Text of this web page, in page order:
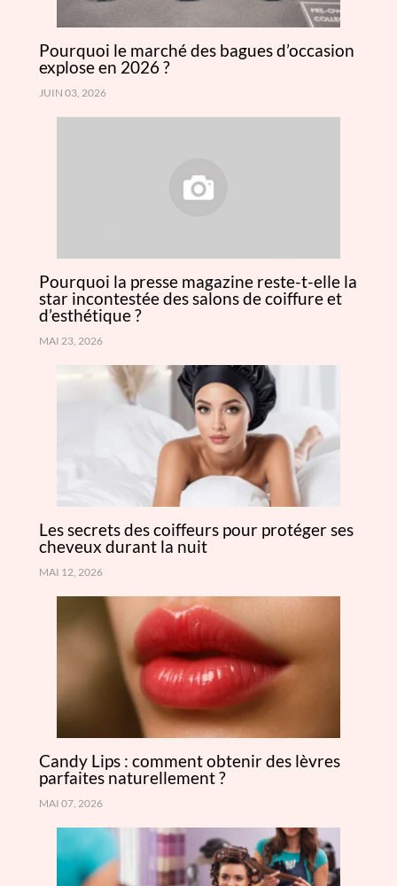
Pourquoi le marché des bagues d’occasion
explose en 2026 ?
JUIN 03, 2026
Pourquoi la presse magazine reste-t-elle la
star incontestée des salons de coiffure et
d’esthétique ?
MAI 23, 2026
Les secrets des coiffeurs pour protéger ses
cheveux durant la nuit
MAI 12, 2026
Candy Lips : comment obtenir des lèvres
parfaites naturellement ?
MAI 07, 2026